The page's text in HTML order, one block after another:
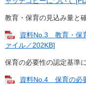
教育・保育の見込み量と
資料No.3 教育・保
ァイル／202KB]
保育の必要性の認定基準
資料No.4 保育の必